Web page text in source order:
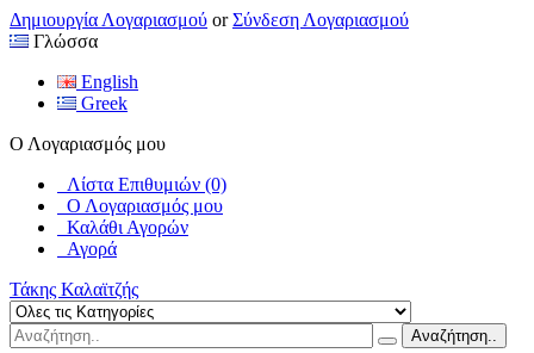
Δημιουργία Λογαριασμού orΣύνδεση Λογαριασμού
Γλώσσα
English
Greek
Ο Λογαριασμός μου
Λίστα Επιθυμιών (0)
Ο Λογαριασμός μου
Καλάθι Αγορών
Αγορά
Τάκης Καλαϊτζής
Αναζήτηση..